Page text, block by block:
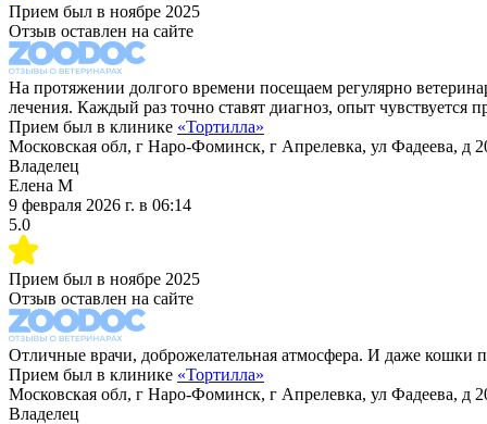
Прием был в ноябре 2025
Отзыв оставлен на сайте
На протяжении долгого времени посещаем регулярно
лечения. Каждый раз точно ставят диагноз, опыт
Прием был в клинике «Тортилла»
Московская обл, г Наро-Фоминск, г Апрелевка, ул Фадеева, д
Владелец
Елена М
9 февраля 2026 г. в 06:14
5.0
Прием был в ноябре 2025
Отзыв оставлен на сайте
Отличные врачи, доброжелательная атмосфера. И даже кошки
Прием был в клинике «Тортилла»
Московская обл, г Наро-Фоминск, г Апрелевка, ул Фадеева, д
Владелец